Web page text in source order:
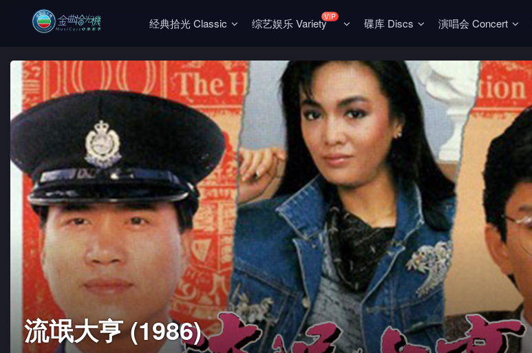
经典拾光 Classic 综艺娱乐 VarietyVIP 碟库 Discs 演唱会 Concert
流氓大亨 (1986)